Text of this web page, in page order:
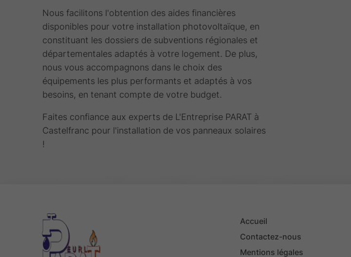
Nous facilitons l'obtention des aides financières
disponibles pour votre installation photovoltaïque, en
constituant les dossiers de subventions régionales et
départementales adaptés à votre logement. De plus,
nous vous accompagnons dans le choix des
équipements les plus performants et adaptés à vos
besoins, en tenant compte de votre budget.
Faites confiance aux experts de L'Entreprise PARAT à
Castelfranc pour l'installation de vos panneaux solaires
!
Accueil
Contactez-nous
Mentions légales